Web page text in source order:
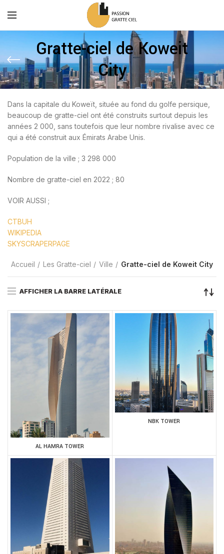
Gratte-ciel de Koweit
City
Dans la capitale du Koweït, située au fond du golfe persique,
beaucoup de gratte-ciel ont été construits surtout depuis les
années 2 000, sans toutefois que leur nombre rivalise avec ce
qui a été construit aux Émirats Arabe Unis.
Population de la ville ; 3 298 000
Nombre de gratte-ciel en 2022 ; 80
VOIR AUSSI ;
CTBUH
WIKIPEDIA
SKYSCRAPERPAGE
Accueil Les Gratte-ciel Ville Gratte-ciel de Koweit City
AFFICHER LA BARRE LATÉRALE
AL HAMRA TOWER
NBK TOWER